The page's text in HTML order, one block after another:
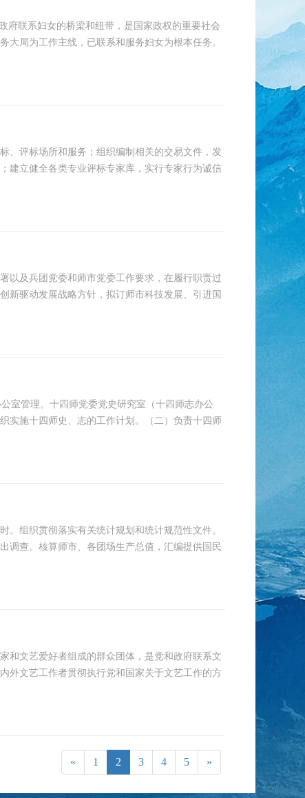
府联系妇女的桥梁和纽带，是国家政权的重要社会
局为工作主线，已联系和服务妇女为根本任务。
、评标场所和服务；组织编制相关的交易文件，发
建立健全各类专业评标专家库，实行专家行为诚信
以及兵团党委和师市党委工作要求，在履行职责过
新驱动发展战略方针，拟订师市科技发展、引进国
室管理。十四师党委党史研究室（十四师志办公
实施十四师史、志的工作计划。（二）负责十四师
组织贯彻落实有关统计规划和统计规范性文件。
调查。核算师市、各团场生产总值，汇编提供国民
和文艺爱好者组成的群众团体，是党和政府联系文
外文艺工作者贯彻执行党和国家关于文艺工作的方
« 1 2 3 4 5 »